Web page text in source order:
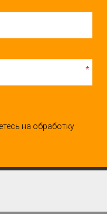
*
на обработку